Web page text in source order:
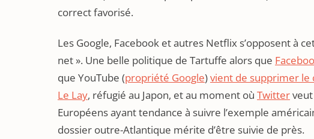
correct favorisé.
Les Google, Facebook et autres Netflix s’opposent à
net ». Une belle politique de Tartuffe alors que
que YouTube (propriété Google)vient de supprimer le
Le Lay, réfugié au Japon, et au moment où Twitter
Européens ayant tendance à suivre l’exemple
dossier outre-Atlantique mérite d’être suivie de près.